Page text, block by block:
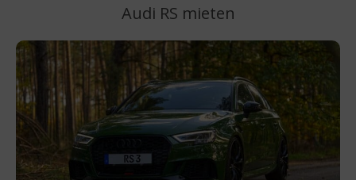
Audi RS mieten